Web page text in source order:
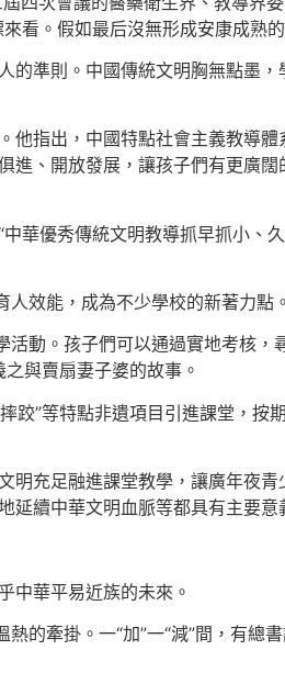
看。假如最后沒無形成安康成熟
準則。中國傳統文明胸無點墨
指出，中國特點社會主義教導
進、開放發展，讓孩子們有更廣
華優秀傳統文明教導抓早抓小
效能，成為不少學校的新著力點。
動。孩子們可以通過實地考核
與賣扇妻子婆的故事。
跤”等特點非遺項目引進課堂，
充足融進課堂教學，讓廣年夜
延續中華文明血脈等都具有主要意
中華平易近族的未來。
的牽掛。一“加”一“減”間，有總